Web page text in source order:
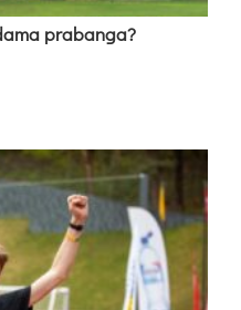
pra­ban­ga?